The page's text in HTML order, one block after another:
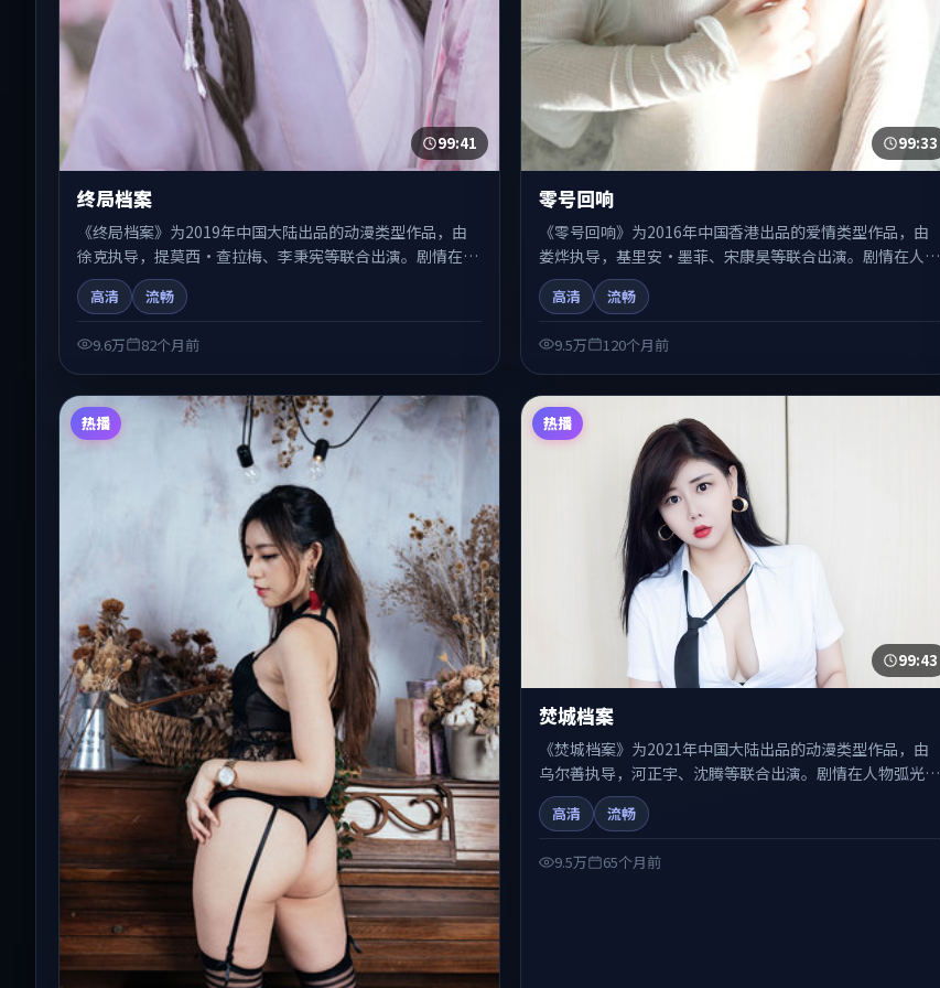
99:41
终局档案
《终局档案》为2019年中国大陆出品的动漫类型作品，由
徐克执导，提莫西·查拉梅、李秉宪等联合出演。剧情在人
物弧光与节奏推进中展开，兼具叙事张力与视听质感。适合
关注国产在线观看、热播国产剧与院线佳片的观众收藏与检
高清 流畅
9.6万 82个月前
99:33
零号回响
《零号回响》为2016年中国香港出品的爱情类型作品，由
娄烨执导，基里安·墨菲、宋康昊等联合出演。剧情在人物
弧光与节奏推进中展开，兼具叙事张力与视听质感。适合关
注国产在线观看、热播国产剧与院线佳片的观众收藏与检索
高清 流畅
9.5万 120个月前
热播 热播
99:43
焚城档案
《焚城档案》为2021年中国大陆出品的动漫类型作品，由
乌尔善执导，河正宇、沈腾等联合出演。剧情在人物弧光与
节奏推进中展开，兼具叙事张力与视听质感。适合关注国产
在线观看、热播国产剧与院线佳片的观众收藏与检索延伸。
高清 流畅
9.5万 65个月前